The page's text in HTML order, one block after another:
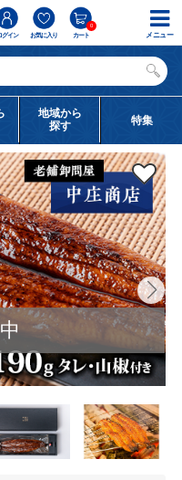
グイン お気に入り カート
0
地域から
探す
特集
メニュー